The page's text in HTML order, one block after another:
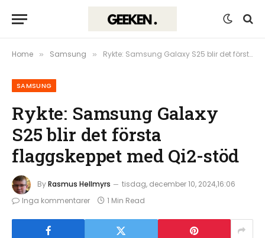
Home » Samsung » Rykte: Samsung Galaxy S25 blir det första flaggskeppet med Qi2-stöd
SAMSUNG
Rykte: Samsung Galaxy
S25 blir det första
flaggskeppet med Qi2-stöd
ByRasmus Hellmyrs
tisdag, december 10, 2024,16:06
Inga kommentarer
1 Min Read